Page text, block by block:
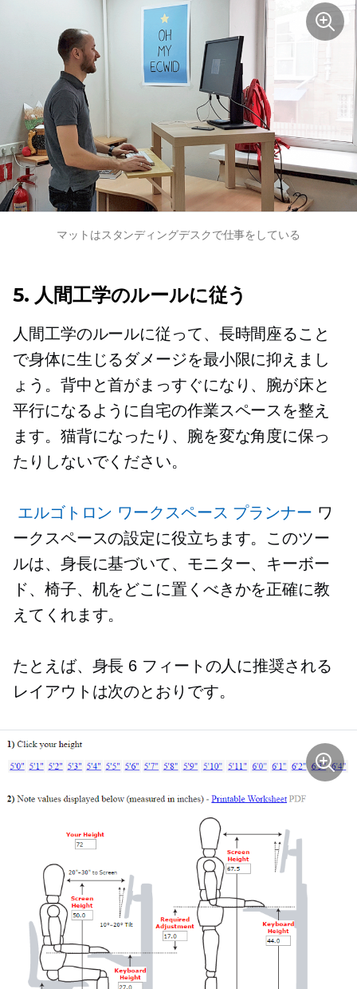
マットはスタンディングデスクで仕事をしている
5. 人間工学のルールに従う
人間工学のルールに従って、長時間座ること
で身体に生じるダメージを最小限に抑えまし
ょう。背中と首がまっすぐになり、腕が床と
平行になるように自宅の作業スペースを整え
ます。猫背になったり、腕を変な角度に保っ
たりしないでください。
エルゴトロン ワークスペース プランナー ワ
ークスペースの設定に役立ちます。このツー
ルは、身長に基づいて、モニター、キーボー
ド、椅子、机をどこに置くべきかを正確に教
えてくれます。
たとえば、身長 6 フィートの人に推奨される
レイアウトは次のとおりです。